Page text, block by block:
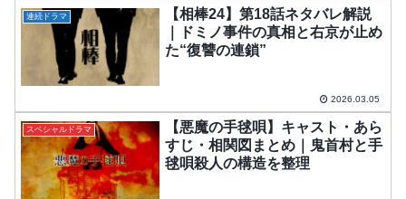
連続ドラマ
【相棒24】第18話ネタバレ解説
｜ドミノ事件の真相と右京が止め
た“復讐の連鎖”
2026.03.05
スペシャルドラマ
【悪魔の手毬唄】キャスト・あら
すじ・相関図まとめ｜鬼首村と手
毬唄殺人の構造を整理